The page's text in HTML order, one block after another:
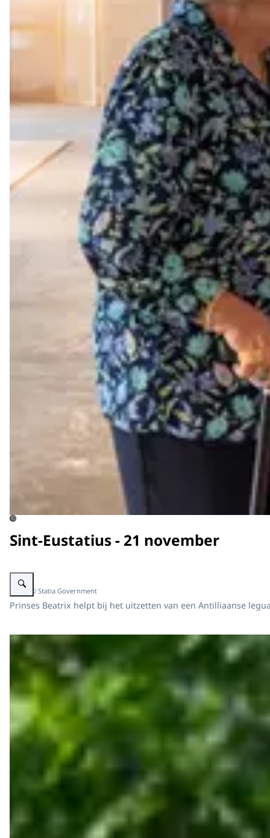
©
Sint-Eustatius - 21 november
Vergroot afbeelding Prinses Beatrix bezoekt Sint Eustatius
Beeld: © Statia Government
Prinses Beatrix helpt bij het uitzetten van een Antilliaanse